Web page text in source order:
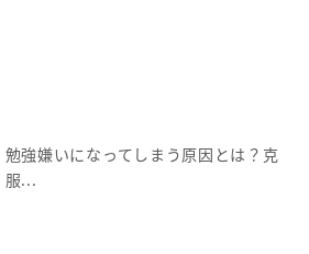
勉強嫌いになってしまう原因とは？克
服...